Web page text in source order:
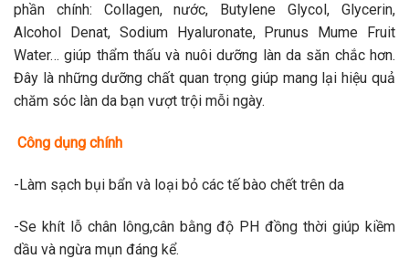
phần chính: Collagen, nước, Butylene Glycol, Glycerin,
Alcohol Denat, Sodium Hyaluronate, Prunus Mume Fruit
Water… giúp thẩm thấu và nuôi dưỡng làn da săn chắc hơn.
Đây là những dưỡng chất quan trọng giúp mang lại hiệu quả
chăm sóc làn da bạn vượt trội mỗi ngày.
Công dụng chính
-Làm sạch bụi bẩn và loại bỏ các tế bào chết trên da
-Se khít lỗ chân lông,cân bằng độ PH đồng thời giúp kiềm
dầu và ngừa mụn đáng kể.